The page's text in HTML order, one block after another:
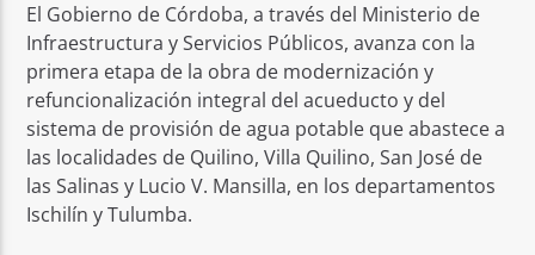
El Gobierno de Córdoba, a través del Ministerio de
Infraestructura y Servicios Públicos, avanza con la
primera etapa de la obra de modernización y
refuncionalización integral del acueducto y del
sistema de provisión de agua potable que abastece a
las localidades de Quilino, Villa Quilino, San José de
las Salinas y Lucio V. Mansilla, en los departamentos
Ischilín y Tulumba.